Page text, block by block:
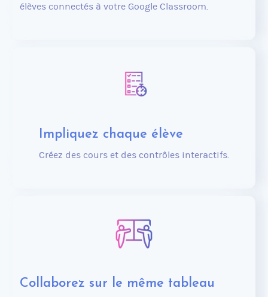
élèves connectés à votre Google Classroom.
Impliquez chaque élève
Créez des cours et des contrôles interactifs.
Collaborez sur le même tableau